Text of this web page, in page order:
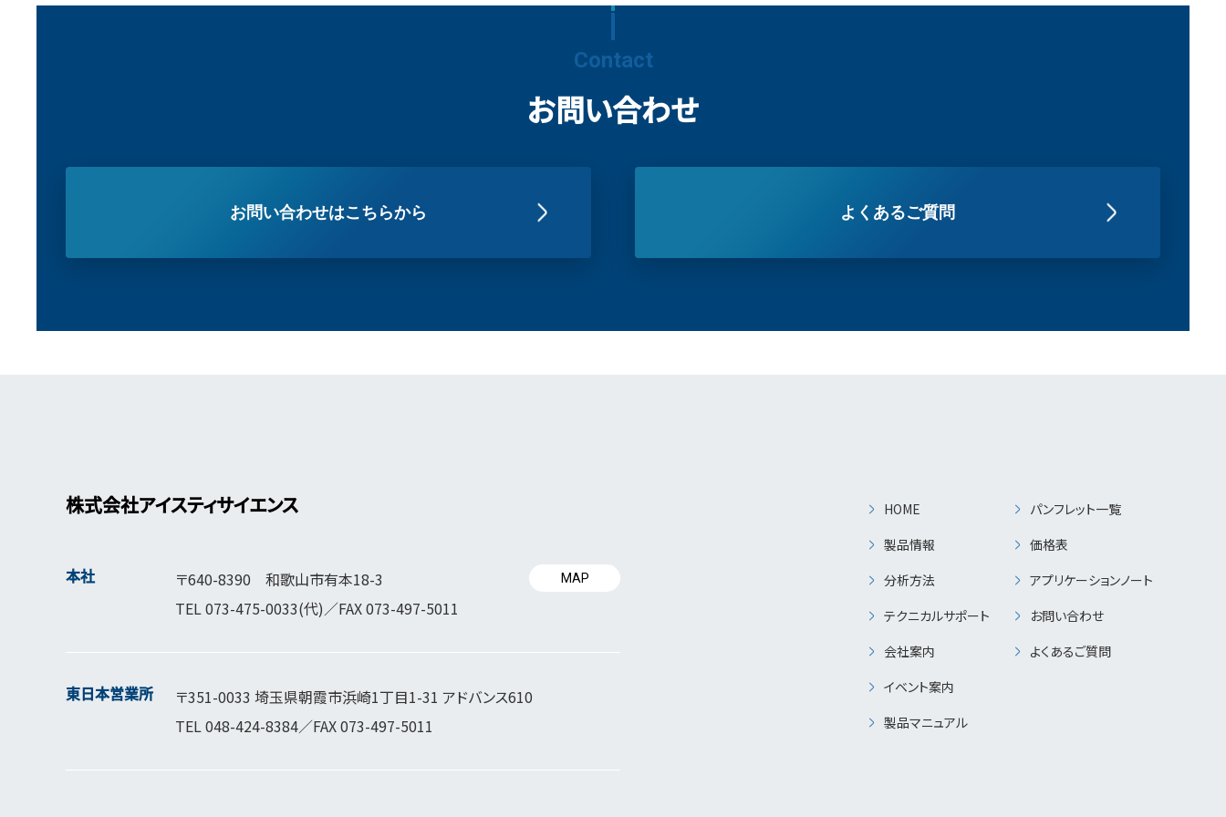
Contact
お問い合わせ
お問い合わせはこちらから よくあるご質問
株式会社アイスティサイエンス
本社
〒640-8390 和歌山市有本18-3
TEL073-475-0033(代)／FAX 073-497-5011
MAP
東日本営業所
〒351-0033 埼玉県朝霞市浜崎1丁目1-31 アドバンス610
TEL048-424-8384／FAX 073-497-5011
HOME
製品情報
分析方法
テクニカルサポート
会社案内
イベント案内
製品マニュアル
パンフレット一覧
価格表
アプリケーションノート
お問い合わせ
よくあるご質問